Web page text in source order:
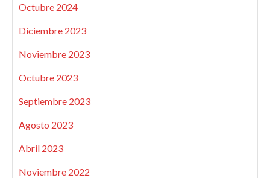
Octubre 2024
Diciembre 2023
Noviembre 2023
Octubre 2023
Septiembre 2023
Agosto 2023
Abril 2023
Noviembre 2022